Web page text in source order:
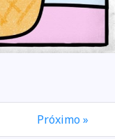
Próximo »